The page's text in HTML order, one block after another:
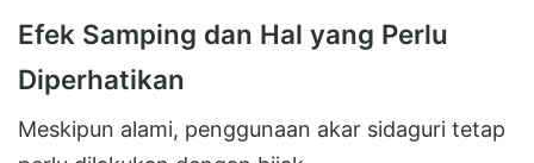
Efek Samping dan Hal yang Perlu
Diperhatikan
Meskipun alami, penggunaan akar sidaguri tetap